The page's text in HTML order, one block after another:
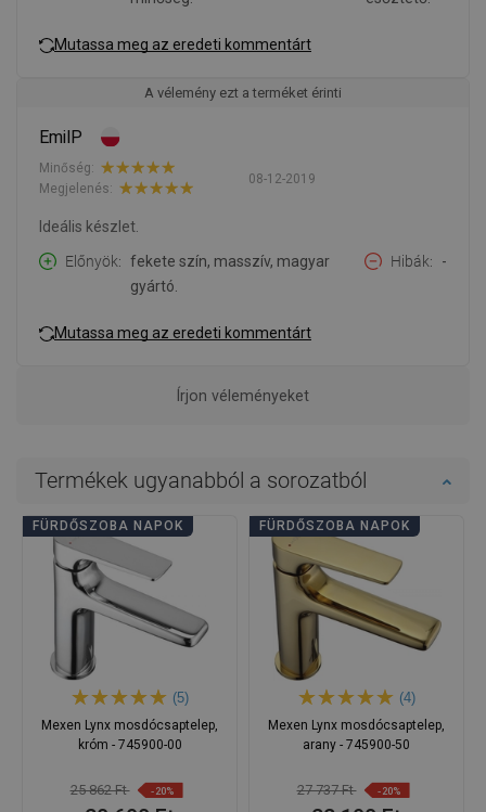
Mutassa meg az eredeti kommentárt
A vélemény ezt a terméket érinti
EmilP
08-12-2019
Minőség:
Megjelenés:
Ideális készlet.
Előnyök
fekete szín, masszív, magyar
gyártó.
Hibák -
Mutassa meg az eredeti kommentárt
Írjon véleményeket
Termékek ugyanabból a sorozatból
FÜRDŐSZOBA NAPOK
(5)
Mexen Lynx mosdócsaptelep,
króm - 745900-00
25 862 Ft -20%
FÜRDŐSZOBA NAPOK
(4)
Mexen Lynx mosdócsaptelep,
arany - 745900-50
27 737 Ft -20%